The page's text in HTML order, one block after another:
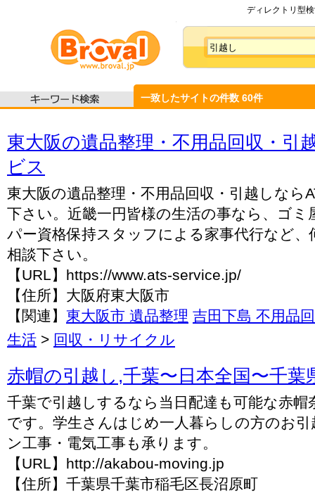
ディレクトリ型
一致したサイトの件数 60件
東大阪の遺品整理・不用品回収・引
ビス
東大阪の遺品整理・不用品回収・引越しなら
下さい。近畿一円皆様の生活の事なら、ゴミ
パー資格保持スタッフによる家事代行など
相談下さい。
【URL】https://www.ats-service.jp/
【住所】大阪府東大阪市
【関連】 東大阪市 遺品整理 吉田下島 不用品
生活 > 回収・リサイクル
赤帽の引越し,千葉〜日本全国〜千葉
千葉で引越しするなら当日配達も可能な赤帽
です。学生さんはじめ一人暮らしの方のお
ン工事・電気工事も承ります。
【URL】http://akabou-moving.jp
【住所】千葉県千葉市稲毛区長沼原町